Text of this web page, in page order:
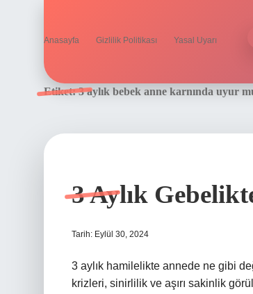
Anasayfa Gizlilik Politikası Yasal Uyarı
Etiket:3 aylık bebek anne karnında uyur
3 Aylık
Tarih: Eylül 30, 2024
3 aylık hamilelikte annede ne gibi
krizleri, sinirlilik ve aşırı sakinlik